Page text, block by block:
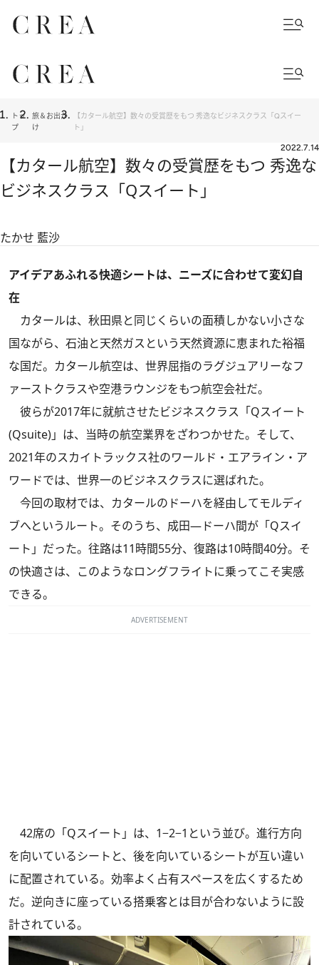
トッ
プ
旅＆お出か
け
【カタール航空】数々の受賞歴をもつ 秀逸なビジネスクラス「Qスイー
ト」
2022.7.14
【カタール航空】数々の受賞歴をもつ 秀逸な
ビジネスクラス「Qスイート」
たかせ 藍沙
アイデアあふれる快適シートは、ニーズに合わせて変幻自
在
カタールは、秋田県と同じくらいの面積しかない小さな
国ながら、石油と天然ガスという天然資源に恵まれた裕福
な国だ。カタール航空は、世界屈指のラグジュアリーなフ
ァーストクラスや空港ラウンジをもつ航空会社だ。
彼らが2017年に就航させたビジネスクラス「Qスイート
(Qsuite)」は、当時の航空業界をざわつかせた。そして、
2021年のスカイトラックス社のワールド・エアライン・ア
ワードでは、世界一のビジネスクラスに選ばれた。
今回の取材では、カタールのドーハを経由してモルディ
ブへというルート。そのうち、成田―ドーハ間が「Qスイ
ート」だった。往路は11時間55分、復路は10時間40分。そ
の快適さは、このようなロングフライトに乗ってこそ実感
できる。
ADVERTISEMENT
42席の「Qスイート」は、1−2−1という並び。進行方向
を向いているシートと、後を向いているシートが互い違い
に配置されている。効率よく占有スペースを広くするため
だ。逆向きに座っている搭乗客とは目が合わないように設
計されている。